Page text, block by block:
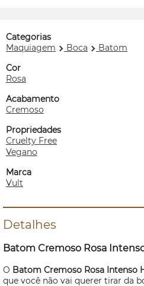
Categorias
Maquiagem
Boca
Batom
Cor
Rosa
Acabamento
Cremoso
Propriedades
Cruelty Free
Vegano
Marca
Vult
Detalhes
Batom Cremoso Rosa
O Batom Cremoso Rosa Intenso
que você não vai querer tirar da